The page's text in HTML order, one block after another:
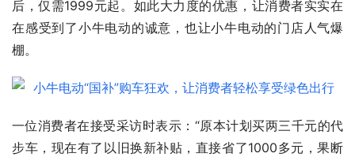
后，仅需1999元起。如此大力度的优惠，让消费者实实在
在感受到了小牛电动的诚意，也让小牛电动的门店人气爆
棚。
一位消费者在接受采访时表示：“原本计划买两三千元的代
步车，现在有了以旧换新补贴，直接省了1000多元，果断